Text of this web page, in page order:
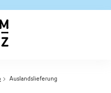
Auslandslieferung